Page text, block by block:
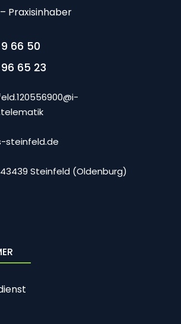
Praxisinhaber
66 50
65 23
steinfeld.de
Steinfeld (Oldenburg)